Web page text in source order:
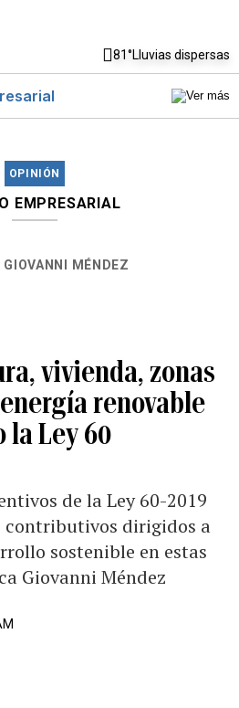
81°Lluvias dispersas
OPINIÓN
EMPRESARIAL
GIOVANNI MÉNDEZ
vivienda, zonas
renovable
la Ley 60
de la Ley 60-2019
contributivos dirigidos a
sostenible en estas
Giovanni Méndez